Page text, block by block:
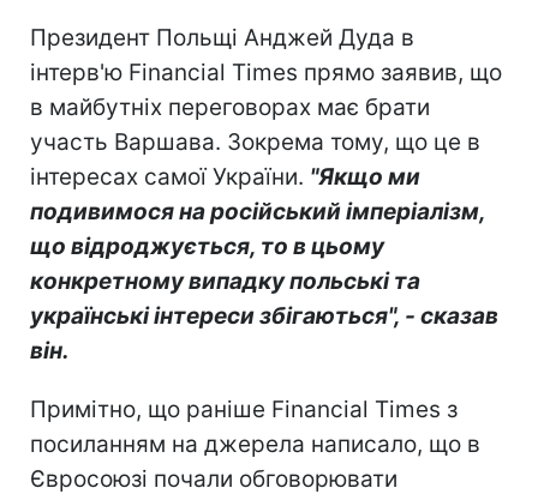
Президент Польщі Анджей Дуда в
інтерв'ю Financial Times прямо заявив, що
в майбутніх переговорах має брати
участь Варшава. Зокрема тому, що це в
інтересах самої України. "Якщо ми
подивимося на російський імперіалізм,
що відроджується, то в цьому
конкретному випадку польські та
українські інтереси збігаються", - сказав
він.
Примітно, що раніше Financial Times з
посиланням на джерела написало, що в
Євросоюзі почали обговорювати